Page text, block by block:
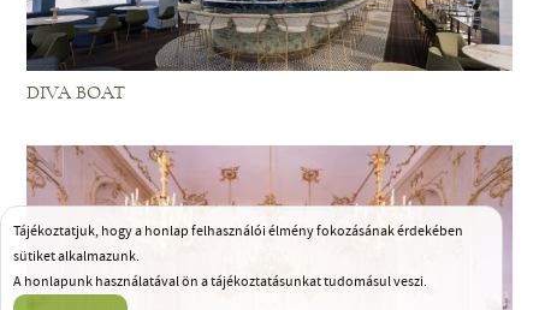
Tájékoztatjuk, hogy a honlap felhasználói élmény fokozásának érdekében
sütiket alkalmazunk.
A honlapunk használatával ön a tájékoztatásunkat tudomásul veszi.
DIVA BOAT